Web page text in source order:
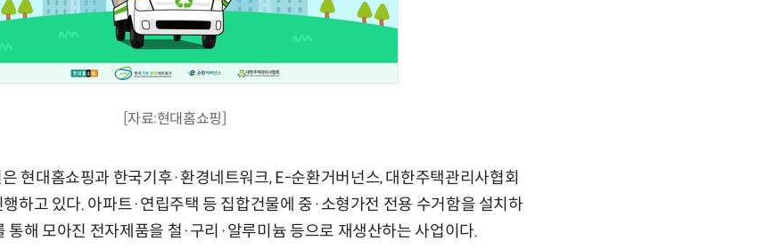
[자료:현대홈쇼핑]
현대홈쇼핑과 한국기후·환경네트워크, E-순환거버넌스, 대한주택관리사협회
하고 있다. 아파트·연립주택 등 집합건물에 중·소형가전 전용 수거함을 설치하
통해 모아진 전자제품을 철·구리·알루미늄 등으로 재생산하는 사업이다.